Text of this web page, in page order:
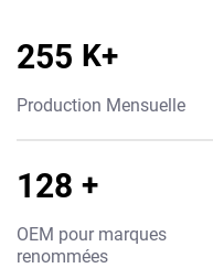
300 K+
Production Mensuelle
150 +
OEM pour marques
renommées